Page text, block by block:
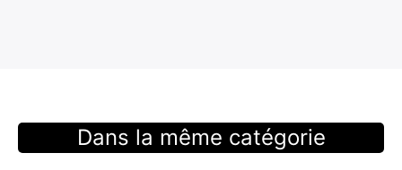
Dans la même catégorie